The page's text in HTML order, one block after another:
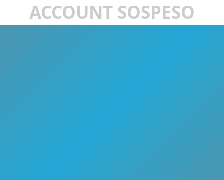
ACCOUNT SOSPESO